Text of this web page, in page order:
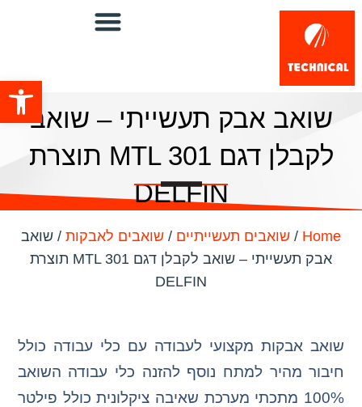
פתח
שואב אבק תעשייתי – שואב
לקבלן דגם MTL 301 תוצרת
DELFIN
Home
/ שואבים תעשייתיים / שואבים לאבקות / שואב
אבק תעשייתי – שואב לקבלן דגם MTL 301 תוצרת
DELFIN
שואב אבקות מקצועי לעבודה עם כלי עבודה כולל
חיבור מהיר למתח נוסף להזנה כלי עבודה השואב
100% מתכתי מערכת שאיבה ציקלונית כולל פילטר